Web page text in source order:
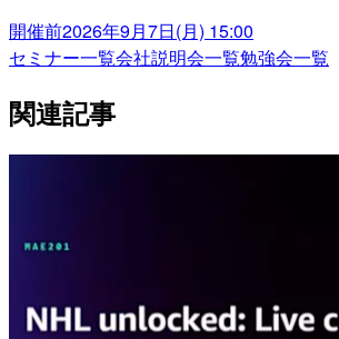
開催前2026年9月7日(月) 15:00
セミナー一覧会社説明会一覧勉強会一覧
関連記事